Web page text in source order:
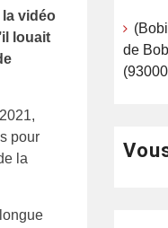
la vidéo
louait
pour
la
de